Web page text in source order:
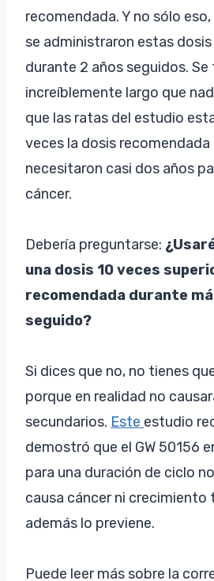
recomendada. Y no sólo
se administraron estas
durante 2 años seguidos.
increíblemente largo que
que las ratas del estudio
veces la dosis recomendada
necesitaron casi dos años
cáncer.
Debería preguntarse:
una dosis 10 veces
recomendada durante
seguido?
Si dices que no, no tienes
porque en realidad no
secundarios. Este estudio
demostró que el GW 50156
para una duración de ciclo
causa cáncer ni crecimiento
además lo previene.
Puede leer más sobre la